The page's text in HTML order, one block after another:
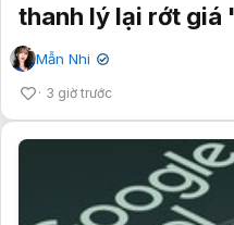
thanh lý lại rớt giá
Mẫn Nhi ✔
3 giờ trước